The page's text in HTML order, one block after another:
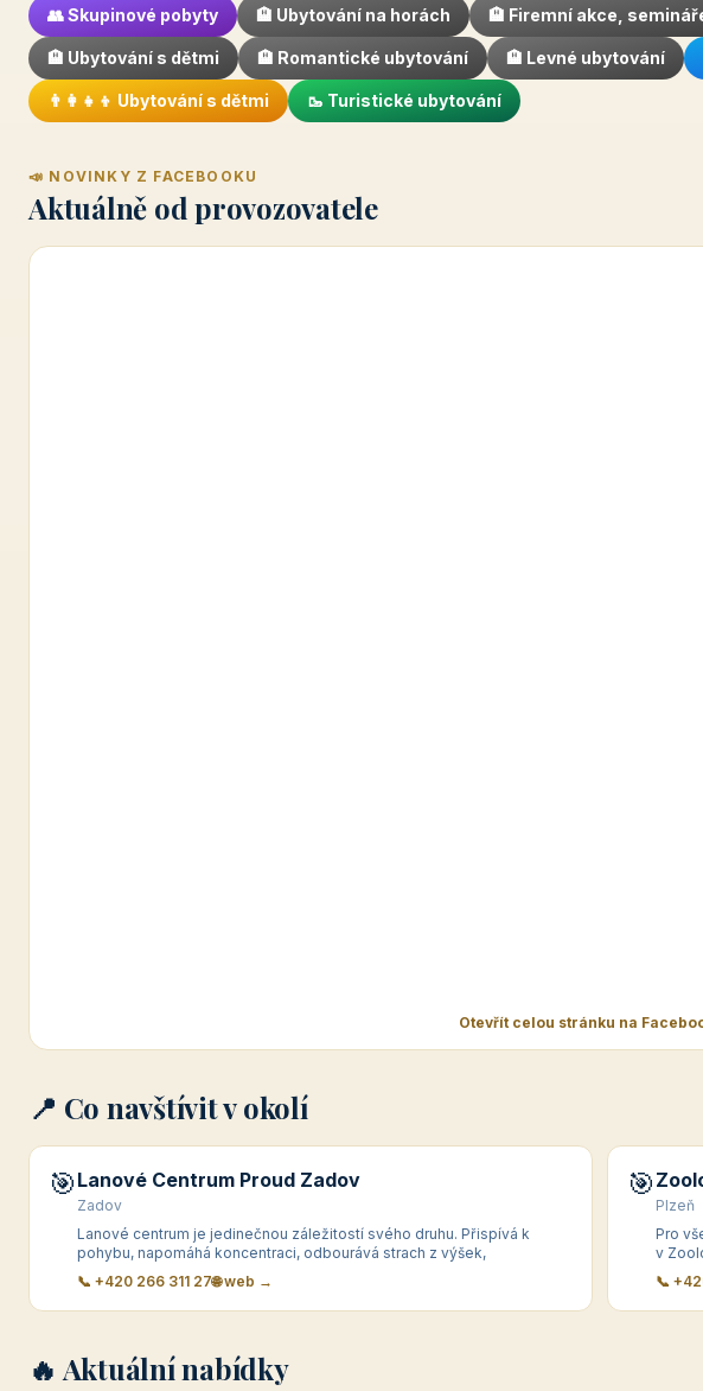
👥 Skupinové pobyty 🏨 Ubytování na horách 🏨 Firemní akce,
🏨 Ubytování s dětmi 🏨 Romantické ubytování 🏨 Levné ubytování
👨‍👩‍👧‍👦 Ubytování s dětmi 🥾 Turistické ubytování
📣 NOVINKY Z FACEBOOKU
Aktuálně od provozovatele
Otevřít celou stránku na
📍 Co navštívit v okolí
🎯 Lanové Centrum Proud Zadov
Zadov
Lanové centrum je jedinečnou záležitostí svého druhu. Přispívá k
pohybu, napomáhá koncentraci, odbourává strach z výšek,
📞 +420 266 311 27🌐 web →
🎯
Plzeň
Pro
v
📞
🔥 Aktuální nabídky